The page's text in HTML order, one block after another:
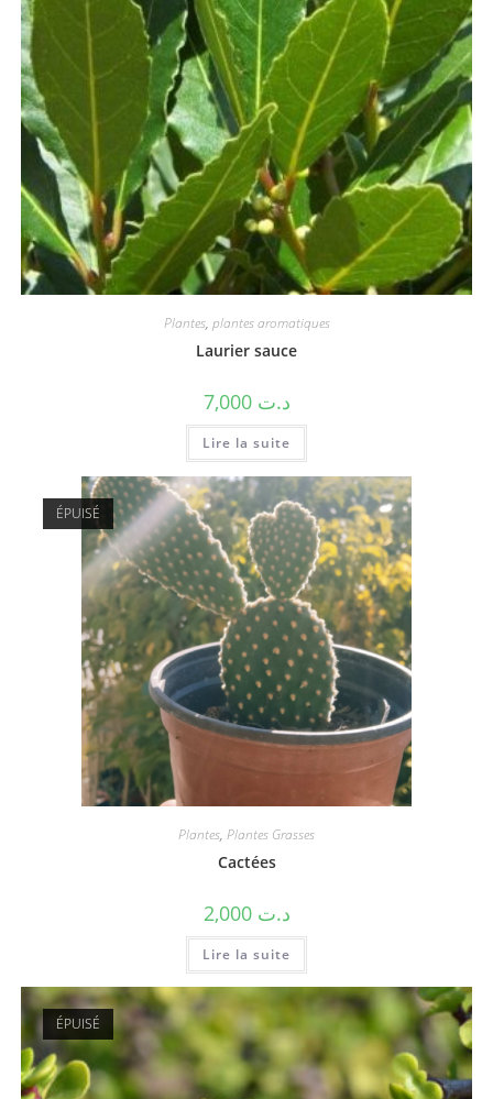
Plantes, plantes aromatiques
Laurier sauce
د.ت 7,000
Lire la suite
ÉPUISÉ
Plantes, Plantes Grasses
Cactées
د.ت 2,000
Lire la suite
ÉPUISÉ